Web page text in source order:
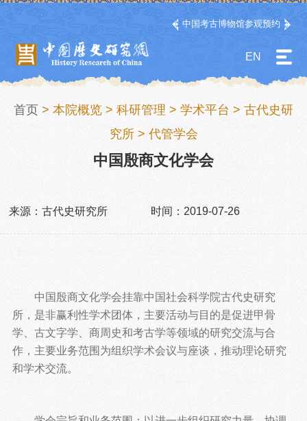
中国考古博物馆参观预约
EN
首页 > 本院概览 > 科研管理 > 学术平台 > 古代史研
究所> 代管学会
中国殷商文化学会
来源：古代史研究所 时间：2019-07-26
中国殷商文化学会挂靠中国社会科学院古代史研究
所，是非赢利性学术团体，主要活动与目的是促进甲骨
学、古文字学、商周史和考古学等领域的研究交流与合
作，主要业务范围为组织学术会议与座谈，推动理论研究
和学术交流。